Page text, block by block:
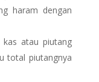
haram dengan
kas atau piutang
total piutangnya